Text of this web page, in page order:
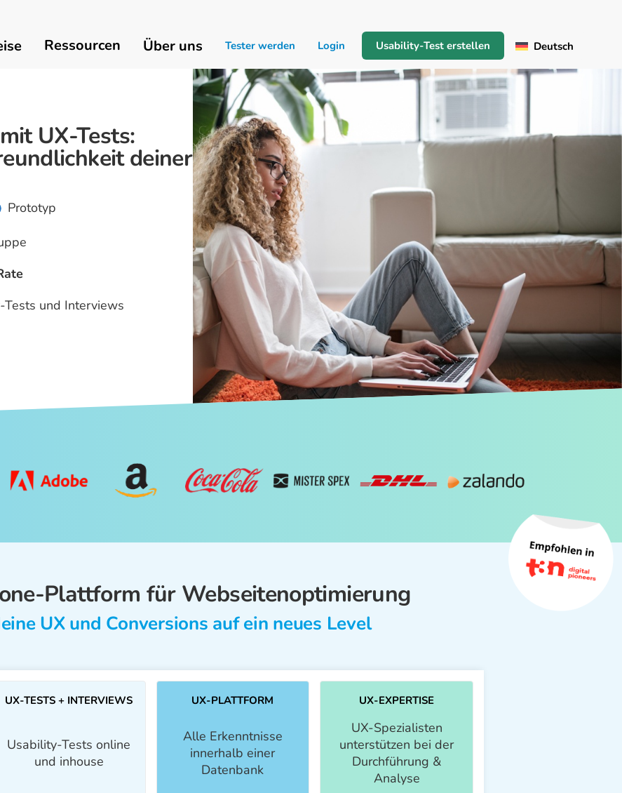
Ressourcen Über uns Tester werden Login Usability-Test erstellen Deutsch
UX-Tests:
deiner
Prototyp
Tests und Interviews
Plattform für Webseitenoptimierung
UX und Conversions auf ein neues Level
UX-TESTS + INTERVIEWS
Usability-Tests online
und inhouse
UX-PLATTFORM
Alle Erkenntnisse
innerhalb einer
Datenbank
UX-EXPERTISE
UX-Spezialisten
unterstützen bei der
Durchführung &
Analyse